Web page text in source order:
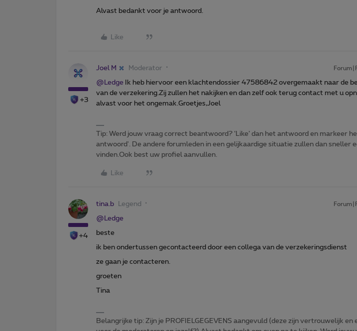
Alvast bedankt voor je antwoord.
Like
+3
Joel M Moderator
@Ledge Ik heb hiervoor een klachtendossier 47586842 overgemaakt naar de
van de verzekering.Zij zullen het nakijken en dan zelf ook terug contact met u
alvast voor het ongemak.Groetjes,Joel
Tip: Werd jouw vraag correct beantwoord? ‘Like’ dan het antwoord en markeer
antwoord'. De andere forumleden in een gelijkaardige situatie zullen dan sneller
vinden.Ook best uw profiel aanvullen.
Like
+4
tina.b Legend
@Ledge
beste
ik ben ondertussen gecontacteerd door een collega van de verzekeringsdienst
ze gaan je contacteren.
groeten
Tina
Belangrijke tip: Zijn je PROFIELGEGEVENS aangevuld (deze zijn vertrouwelijk en